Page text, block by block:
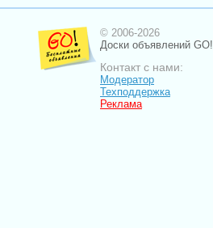
© 2006-2026
Доски объявлений GO!
Контакт с нами:
Модератор
Техподдержка
Реклама